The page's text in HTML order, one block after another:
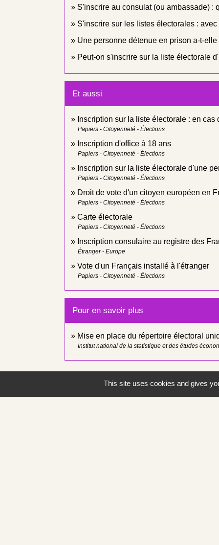
S'inscrire au consulat (ou ambassade) :
S'inscrire sur les listes électorales :
Une personne détenue en prison a-t-
Peut-on s'inscrire sur la liste électorale
Et aussi
Inscription sur la liste électorale : en cas
Papiers - Citoyenneté - Élections
Inscription d'office à 18 ans
Papiers - Citoyenneté - Élections
Inscription sur la liste électorale d'une
Papiers - Citoyenneté - Élections
Droit de vote d'un citoyen européen en
Papiers - Citoyenneté - Élections
Carte électorale
Papiers - Citoyenneté - Élections
Inscription consulaire au registre des
Étranger - Europe
Vote d'un Français installé à l'étranger
Papiers - Citoyenneté - Élections
Pour en savoir plus
Mise en place du répertoire électoral
Institut national de la statistique et des études
This site uses cookies and gives